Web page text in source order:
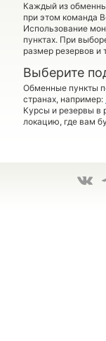
Каждый из
при этом команда
Использование
пунктах. При
размер резервов и
Выберите
Обменные пункты
странах, например:
Курсы и резервы в
локацию, где вам